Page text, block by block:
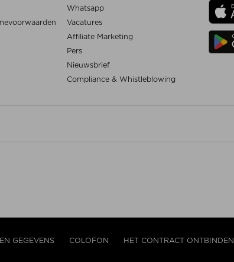
Whatsapp
Vacatures
Affiliate Marketing
Pers
Nieuwsbrief
Compliance & Whistleblowing
GEGEVENS COLOFON HET CONTRACT ONTBINDEN